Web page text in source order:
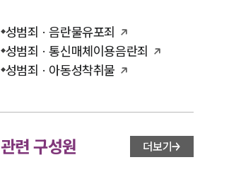
성범죄 · 음란물유포죄
성범죄 · 통신매체이용음란죄
성범죄 · 아동성착취물
관련 구성원 더보기